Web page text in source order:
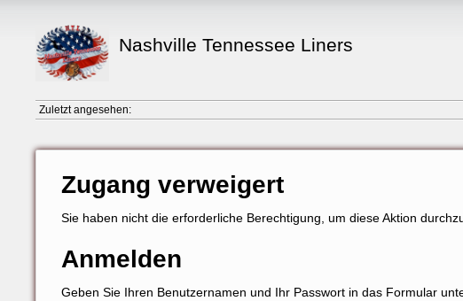
Nashville Tennessee Liners
Zuletzt angesehen:
Zugang verweigert
Sie haben nicht die erforderliche Berechtigung, um diese Aktion
Anmelden
Geben Sie Ihren Benutzernamen und Ihr Passwort in das Formular